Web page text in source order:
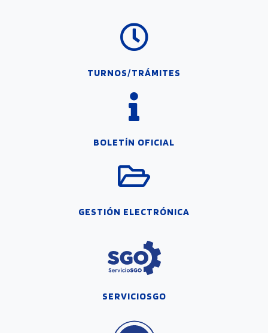
TURNOS/TRÁMITES
BOLETÍN OFICIAL
GESTIÓN ELECTRÓNICA
SERVICIOSGO